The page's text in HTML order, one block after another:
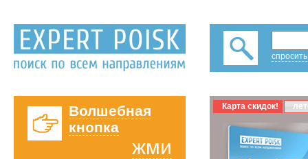
Волшебная
кнопка
жми
Карта скидок!